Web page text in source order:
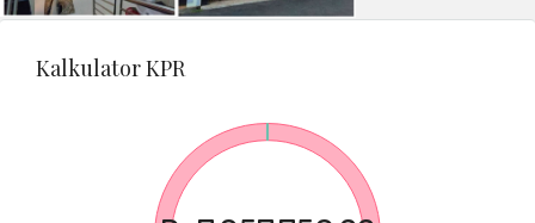
Kalkulator KPR